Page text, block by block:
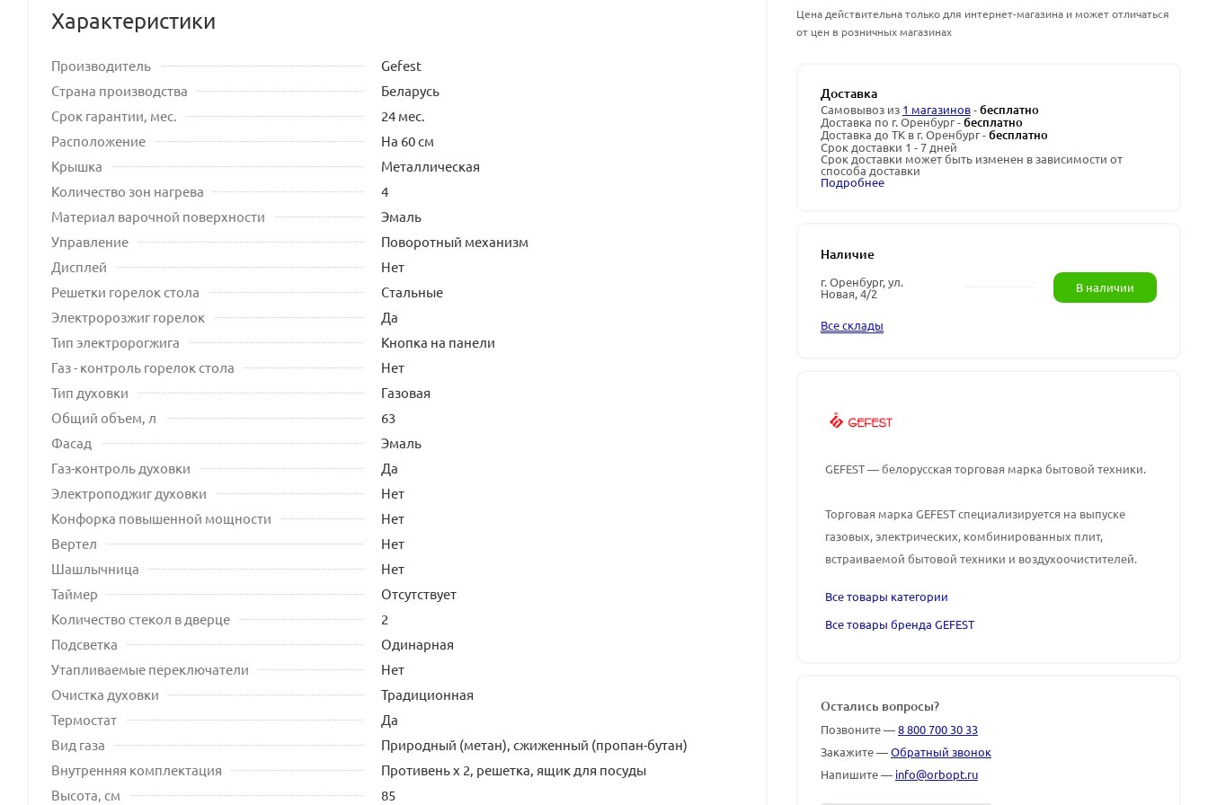
Характеристики
Производитель
Gefest
Страна производства
Беларусь
Срок гарантии, мес.
24 мес.
Расположение
На 60 см
Крышка
Металлическая
Количество зон нагрева
4
Материал варочной поверхности
Эмаль
Управление
Поворотный механизм
Дисплей
Нет
Решетки горелок стола
Стальные
Электророзжиг горелок
Да
Тип электророгжига
Кнопка на панели
Газ - контроль горелок стола
Нет
Тип духовки
Газовая
Общий объем, л
63
Фасад
Эмаль
Газ-контроль духовки
Да
Электроподжиг духовки
Нет
Конфорка повышенной мощности
Нет
Вертел
Нет
Шашлычница
Нет
Таймер
Отсутствует
Количество стекол в дверце
2
Подсветка
Одинарная
Утапливаемые переключатели
Нет
Очистка духовки
Традиционная
Термостат
Да
Вид газа
Природный (метан), сжиженный (пропан-бутан)
Внутренняя комплектация
Противень х 2, решетка, ящик для посуды
Высота, см
85
Цена действительна только для интернет-магазина и может отличаться
от цен в розничных магазинах
Доставка
Самовывоз из 1 магазинов-бесплатно
Доставка по г. Оренбург -бесплатно
Доставка до ТК в г. Оренбург -бесплатно
Срок доставки 1 - 7 дней
Срок доставки может быть изменен в зависимости от
способа доставки
Подробнее
Наличие
г. Оренбург, ул.
Новая, 4/2 В наличии
Все склады
GEFEST — белорусская торговая марка бытовой техники.
Торговая марка GEFEST специализируется на выпуске
газовых, электрических, комбинированных плит,
встраиваемой бытовой техники и воздухоочистителей.
Все товары категории
Все товары бренда GEFEST
Остались вопросы?
Позвоните —8 800 700 30 33
Закажите —Обратный звонок
Напишите — info@orbopt.ru